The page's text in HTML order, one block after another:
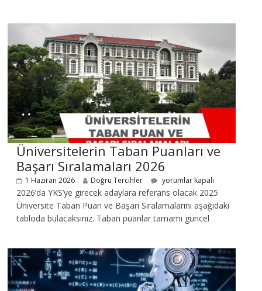
Üniversitelerin Taban Puanları ve
Başarı Sıralamaları 2026
1 Haziran 2026 Doğru Tercihler yorumlar kapalı
2026’da YKS’ye girecek adaylara referans olacak 2025
Üniversite Taban Puan ve Başarı Sıralamalarını aşağıdaki
tabloda bulacaksınız. Taban puanlar tamamı güncel